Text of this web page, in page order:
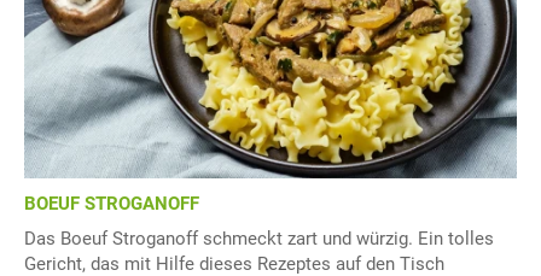
BOEUF STROGANOFF
Das Boeuf Stroganoff schmeckt zart und würzig. Ein tolles
Gericht, das mit Hilfe dieses Rezeptes auf den Tisch